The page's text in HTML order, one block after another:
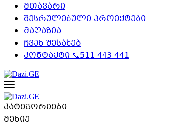
მთავარი
შესრულებული პროექტები
მაღაზია
ჩვენ შესახებ
კონტაქტი 📞511 443 441
კატეგორიები
მენიუ